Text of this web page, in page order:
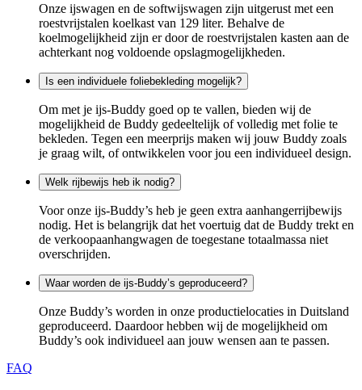
Onze ijswagen en de softwijswagen zijn uitgerust met een
roestvrijstalen koelkast van 129 liter. Behalve de
koelmogelijkheid zijn er door de roestvrijstalen kasten aan de
achterkant nog voldoende opslagmogelijkheden.
Is een individuele foliebekleding mogelijk?
Om met je ijs-Buddy goed op te vallen, bieden wij de
mogelijkheid de Buddy gedeeltelijk of volledig met folie te
bekleden. Tegen een meerprijs maken wij jouw Buddy zoals
je graag wilt, of ontwikkelen voor jou een individueel design.
Welk rijbewijs heb ik nodig?
Voor onze ijs-Buddy’s heb je geen extra aanhangerrijbewijs
nodig. Het is belangrijk dat het voertuig dat de Buddy trekt en
de verkoopaanhangwagen de toegestane totaalmassa niet
overschrijden.
Waar worden de ijs-Buddy’s geproduceerd?
Onze Buddy’s worden in onze productielocaties in Duitsland
geproduceerd. Daardoor hebben wij de mogelijkheid om
Buddy’s ook individueel aan jouw wensen aan te passen.
FAQ